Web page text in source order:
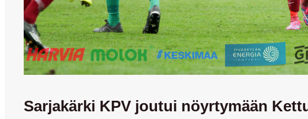
Sarjakärki KPV joutui nöyrtymään